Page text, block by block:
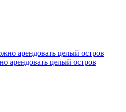
арендовать целый остров